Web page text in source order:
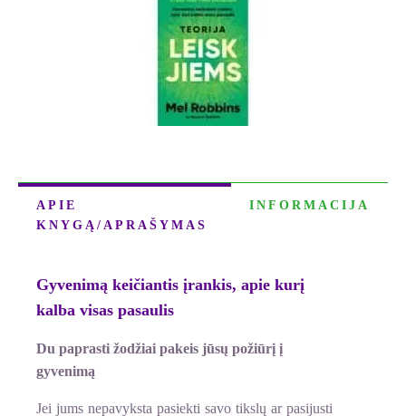
APIE
KNYGĄ/APRAŠYMAS
INFORMACIJA
Gyvenimą keičiantis įrankis, apie kurį
kalba visas pasaulis
Du paprasti žodžiai pakeis jūsų požiūrį į
gyvenimą
Jei jums nepavyksta pasiekti savo tikslų ar pasijusti